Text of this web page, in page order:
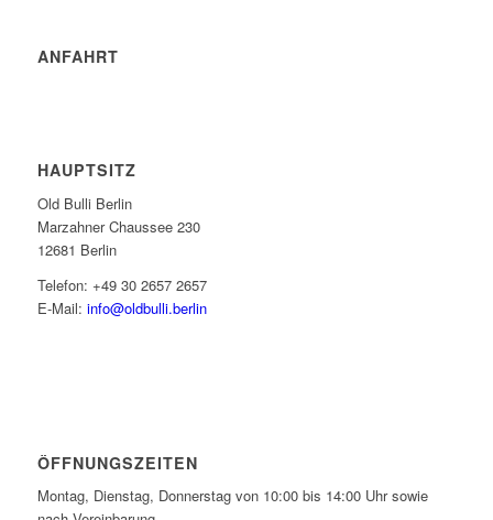
ANFAHRT
HAUPTSITZ
Old Bulli Berlin
Marzahner Chaussee 230
12681 Berlin
Telefon: +49 30 2657 2657
E-Mail: info@oldbulli.berlin
ÖFFNUNGSZEITEN
Montag, Dienstag, Donnerstag von 10:00 bis 14:00 Uhr sowie